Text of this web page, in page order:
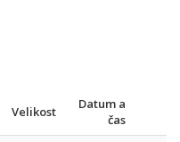
Velikost
Datum a
čas